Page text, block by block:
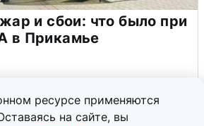
ресурсе применяются
на сайте, вы
и сбои: что было при
в Прикамье